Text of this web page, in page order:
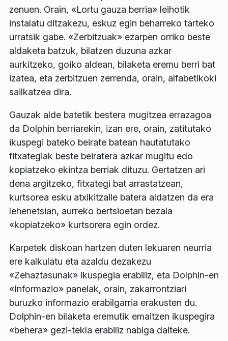
zenuen. Orain, «Lortu gauza berria» leihotik
instalatu ditzakezu, eskuz egin beharreko tarteko
urratsik gabe. «Zerbitzuak» ezarpen orriko beste
aldaketa batzuk, bilatzen duzuna azkar
aurkitzeko, goiko aldean, bilaketa eremu berri bat
izatea, eta zerbitzuen zerrenda, orain, alfabetikoki
sailkatzea dira.
Gauzak alde batetik bestera mugitzea errazagoa
da Dolphin berriarekin, izan ere, orain, zatitutako
ikuspegi bateko beirate batean hautatutako
fitxategiak beste beiratera azkar mugitu edo
kopiatzeko ekintza berriak dituzu. Gertatzen ari
dena argitzeko, fitxategi bat arrastatzean,
kurtsorea esku atxikitzaile batera aldatzen da era
lehenetsian, aurreko bertsioetan bezala
«kopiatzeko» kurtsorera egin ordez.
Karpetek diskoan hartzen duten lekuaren neurria
ere kalkulatu eta azaldu dezakezu
«Zehaztasunak» ikuspegia erabiliz, eta Dolphin-en
«Informazio» panelak, orain, zakarrontziari
buruzko informazio erabilgarria erakusten du.
Dolphin-en bilaketa eremutik emaitzen ikuspegira
«behera» gezi-tekla erabiliz nabiga daiteke.